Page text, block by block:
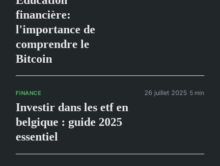
financière:
l'importance de
comprendre le
Bitcoin
FINANCE
Investir dans les etf en
belgique : guide 2025
essentiel
26 juillet 2025 5 min